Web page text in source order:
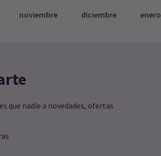
noviembre diciembre enero
que nadie a novedades, ofertas